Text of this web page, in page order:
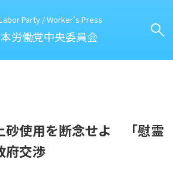
Party / Worker's Press
砂使用を断念せよ 「慰霊
府交渉